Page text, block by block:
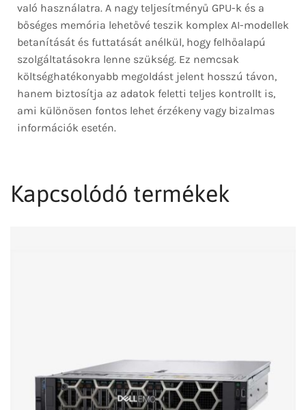
való használatra. A nagy teljesítményű GPU-k és a
bőséges memória lehetővé teszik komplex AI-modellek
betanítását és futtatását anélkül, hogy felhőalapú
szolgáltatásokra lenne szükség. Ez nemcsak
költséghatékonyabb megoldást jelent hosszú távon,
hanem biztosítja az adatok feletti teljes kontrollt is,
ami különösen fontos lehet érzékeny vagy bizalmas
információk esetén.
Kapcsolódó termékek